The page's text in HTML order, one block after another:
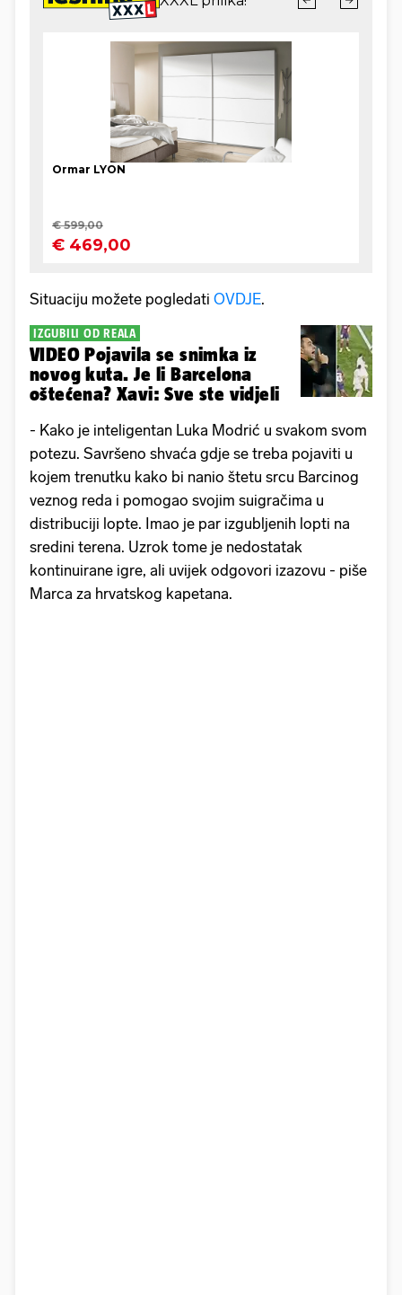
Situaciju možete pogledati OVDJE.
IZGUBILI OD REALA
VIDEO Pojavila se snimka iz
novog kuta. Je li Barcelona
oštećena? Xavi: Sve ste vidjeli
- Kako je inteligentan Luka Modrić u svakom svom
potezu. Savršeno shvaća gdje se treba pojaviti u
kojem trenutku kako bi nanio štetu srcu Barcinog
veznog reda i pomogao svojim suigračima u
distribuciji lopte. Imao je par izgubljenih lopti na
sredini terena. Uzrok tome je nedostatak
kontinuirane igre, ali uvijek odgovori izazovu - piše
Marca za hrvatskog kapetana.